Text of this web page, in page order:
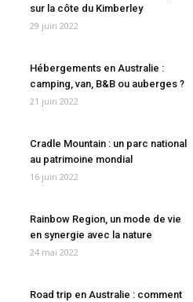
sur la côte du Kimberley
29 juin 2022
Hébergements en Australie :
camping, van, B&B ou auberges ?
21 juin 2022
Cradle Mountain : un parc national
au patrimoine mondial
16 juin 2022
Rainbow Region, un mode de vie
en synergie avec la nature
24 mai 2022
Road trip en Australie : comment